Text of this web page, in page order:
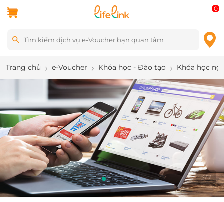
0
Trang chủ e-Voucher Khóa học - Đào tạo Khóa học
3/7